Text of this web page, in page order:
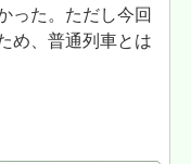
った。ただし今回
め、普通列車とは